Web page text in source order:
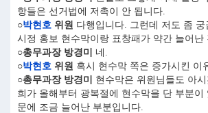
항들은 선거법에 저촉이 안 됩니다.
○박현호 위원 다행입니다. 그런데 저도 좀 궁
시정 홍보 현수막이랑 표창패가 약간 늘어난
○총무과장 방경미
네.
○박현호 위원 혹시 현수막 쪽은 증가시킨 이
○총무과장 방경미
현수막은 위원님들도 아
희가 올해부터 광복절에 현수막을 단 부분이
문에 조금 늘어난 부분입니다.